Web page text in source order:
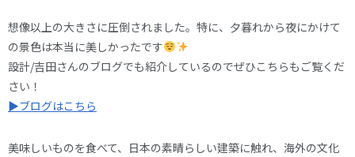
想像以上の大きさに圧倒されました。特に、夕暮れから夜にかけて
の景色は本当に美しかったです
設計/吉田さんのブログでも紹介しているのでぜひこちらもご覧くだ
さい！
▶ブログはこちら
美味しいものを食べて、日本の素晴らしい建築に触れ、海外の文化